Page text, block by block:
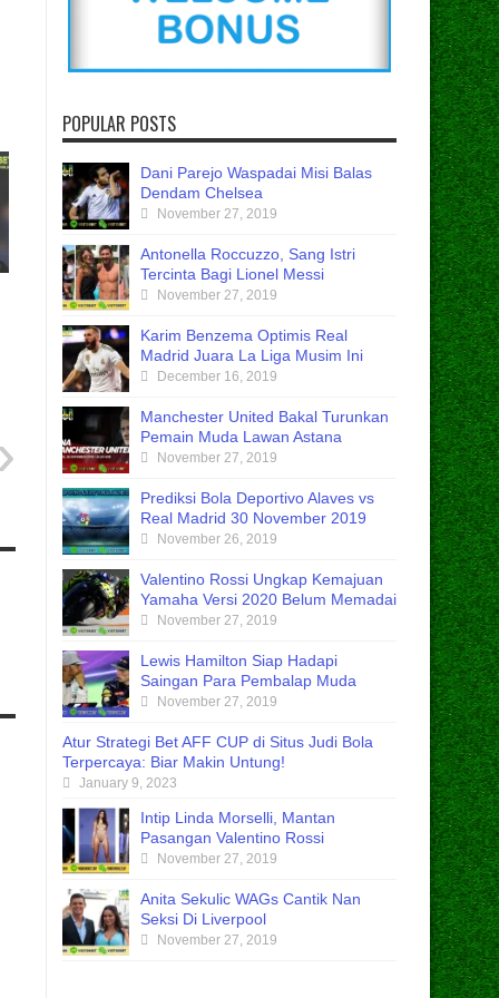
POPULAR POSTS
Dani Parejo Waspadai Misi Balas
Dendam Chelsea
November 27, 2019
Antonella Roccuzzo, Sang Istri
Tercinta Bagi Lionel Messi
November 27, 2019
Karim Benzema Optimis Real
Madrid Juara La Liga Musim Ini
December 16, 2019
Manchester United Bakal Turunkan
Pemain Muda Lawan Astana
November 27, 2019
Prediksi Bola Deportivo Alaves vs
Real Madrid 30 November 2019
November 26, 2019
Valentino Rossi Ungkap Kemajuan
Yamaha Versi 2020 Belum Memadai
November 27, 2019
Lewis Hamilton Siap Hadapi
Saingan Para Pembalap Muda
November 27, 2019
Atur Strategi Bet AFF CUP di Situs Judi Bola
Terpercaya: Biar Makin Untung!
January 9, 2023
Intip Linda Morselli, Mantan
Pasangan Valentino Rossi
November 27, 2019
Anita Sekulic WAGs Cantik Nan
Seksi Di Liverpool
November 27, 2019